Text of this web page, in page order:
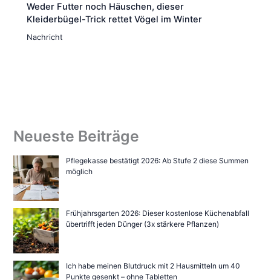
Weder Futter noch Häuschen, dieser
Kleiderbügel-Trick rettet Vögel im Winter
Nachricht
Neueste Beiträge
Pflegekasse bestätigt 2026: Ab Stufe 2 diese Summen
möglich
Frühjahrsgarten 2026: Dieser kostenlose Küchenabfall
übertrifft jeden Dünger (3x stärkere Pflanzen)
Ich habe meinen Blutdruck mit 2 Hausmitteln um 40
Punkte gesenkt – ohne Tabletten